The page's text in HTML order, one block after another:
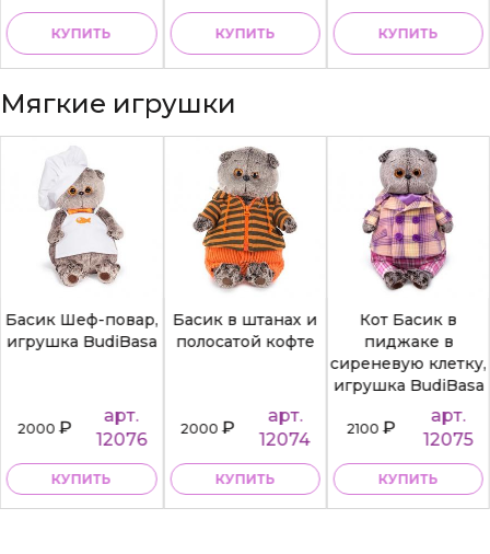
КУПИТЬ КУПИТЬ КУПИТЬ
Мягкие игрушки
Басик Шеф-повар,
игрушка BudiBasa
2000₽
арт.
12076
КУПИТЬ
Басик в штанах и
полосатой кофте
2000₽
арт.
12074
КУПИТЬ
Кот Басик в
пиджаке в
сиреневую клетку,
игрушка BudiBasa
2100₽
арт.
12075
КУПИТЬ